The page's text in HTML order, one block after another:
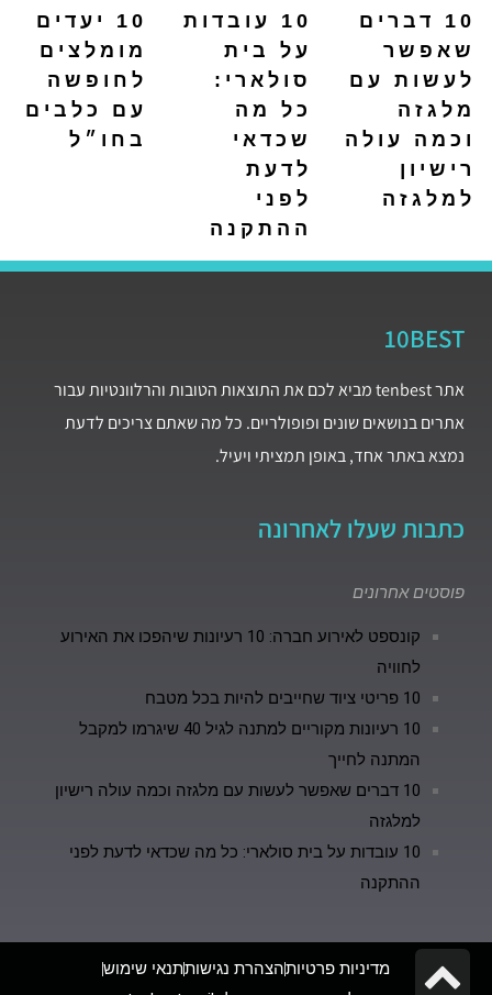
10 דברים
שאפשר
לעשות עם
מלגזה
וכמה עולה
רישיון
למלגזה
10 עובדות
על בית
סולארי:
כל מה
שכדאי
לדעת
לפני
ההתקנה
10 יעדים
מומלצים
לחופשה
עם כלבים
בחו״ל
10BEST
אתר tenbest מביא לכם את התוצאות הטובות והרלוונטיות עבור
אתרים בנושאים שונים ופופולריים. כל מה שאתם צריכים לדעת
נמצא באתר אחד, באופן תמציתי ויעיל.
כתבות שעלו לאחרונה
פוסטים אחרונים
קונספט לאירוע חברה: 10 רעיונות שיהפכו את האירוע
לחוויה
10 פריטי ציוד שחייבים להיות בכל מטבח
10 רעיונות מקוריים למתנה לגיל 40 שיגרמו למקבל
המתנה לחייך
10 דברים שאפשר לעשות עם מלגזה וכמה עולה רישיון
למלגזה
10 עובדות על בית סולארי: כל מה שכדאי לדעת לפני
ההתקנה
מדיניות פרטיותהצהרת נגישותתנאי שימוש
גלילה